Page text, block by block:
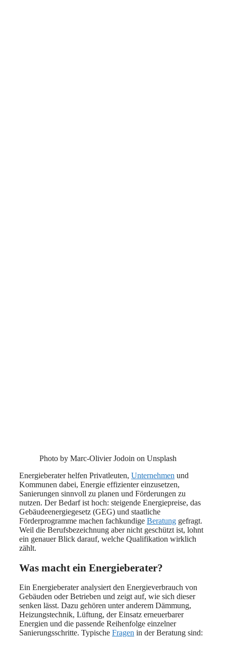
Photo by Marc-Olivier Jodoin on Unsplash
Energieberater helfen Privatleuten, Unternehmen und
Kommunen dabei, Energie effizienter einzusetzen,
Sanierungen sinnvoll zu planen und Förderungen zu
nutzen. Der Bedarf ist hoch: steigende Energiepreise, das
Gebäudeenergiegesetz (GEG) und staatliche
Förderprogramme machen fachkundige Beratung gefragt.
Weil die Berufsbezeichnung aber nicht geschützt ist, lohnt
ein genauer Blick darauf, welche Qualifikation wirklich
zählt.
Was macht ein Energieberater?
Ein Energieberater analysiert den Energieverbrauch von
Gebäuden oder Betrieben und zeigt auf, wie sich dieser
senken lässt. Dazu gehören unter anderem Dämmung,
Heizungstechnik, Lüftung, der Einsatz erneuerbarer
Energien und die passende Reihenfolge einzelner
Sanierungsschritte. Typische Fragen in der Beratung sind: